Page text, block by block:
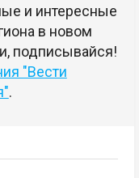
и интересные
в новом
подписывайся!
"Вести
.